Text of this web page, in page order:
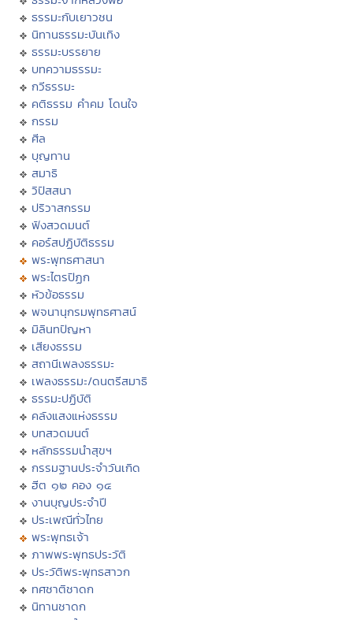
ธรรมะกับเยาวชน
นิทานธรรมะบันเทิง
ธรรมะบรรยาย
บทความธรรมะ
กวีธรรมะ
คติธรรม คำคม โดนใจ
กรรม
ศีล
บุญทาน
สมาธิ
วิปัสสนา
ปริวาสกรรม
ฟังสวดมนต์
คอร์สปฏิบัติธรรม
พระพุทธศาสนา
พระไตรปิฏก
หัวข้อธรรม
พจนานุกรมพุทธศาสน์
มิลินทปัญหา
เสียงธรรม
สถานีเพลงธรรมะ
เพลงธรรมะ/ดนตรีสมาธิ
ธรรมะปฏิบัติ
คลังแสงแห่งธรรม
บทสวดมนต์
หลักธรรมนำสุขฯ
กรรมฐานประจำวันเกิด
ฮีต ๑๒ คอง ๑๔
งานบุญประจำปี
ประเพณีทั่วไทย
พระพุทธเจ้า
ภาพพระพุทธประวัติ
ประวัติพระพุทธสาวก
ทศชาติชาดก
นิทานชาดก